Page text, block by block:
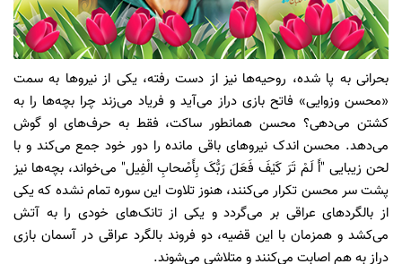
بحرانی به پا شده، روحیه‌ها نیز از دست رفته، یکی از نیروها به سمت
«محسن وزوایی» فاتح بازی دراز می‌آید و فریاد می‌زند چرا بچه‌ها را به
کشتن می‌دهی؟ محسن همانطور ساکت، فقط به حرف‌های او گوش
می‌دهد. محسن اندک نیروهای باقی مانده را دور خود جمع می‌کند و با
لحن زیبایی "أَ لَمْ تَرَ کَیْفَ فَعَلَ رَبُّکَ بِأَصْحابِ الْفِیل" می‌خواند، بچه‌ها نیز
پشت سر محسن تکرار می‌کنند، هنوز تلاوت این سوره تمام نشده که یکی
از بالگردهای عراقی بر می‌گردد و یکی از تانک‌های خودی را به آتش
می‌کشد و همزمان با این قضیه، دو فروند بالگرد عراقی در آسمان بازی
دراز به هم اصابت می‌کنند و متلاشی می‌شوند.